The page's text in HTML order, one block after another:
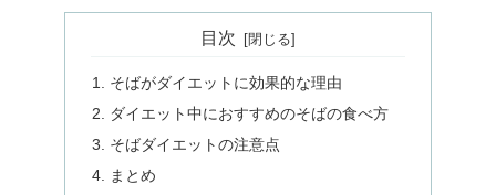
目次
そばがダイエットに効果的な理由
ダイエット中におすすめのそばの食べ方
そばダイエットの注意点
まとめ